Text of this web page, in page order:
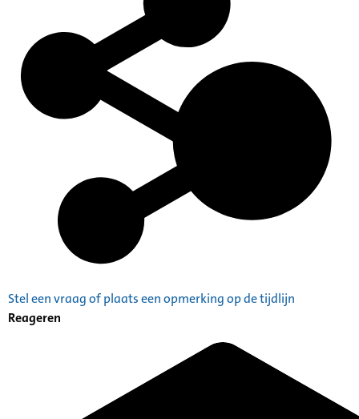
Stel een vraag of plaats een opmerking op de tijdlijn
Reageren